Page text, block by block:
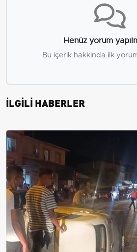
Henüz yorum
Bu içerik hakkında ilk
İLGİLİ HABERLER